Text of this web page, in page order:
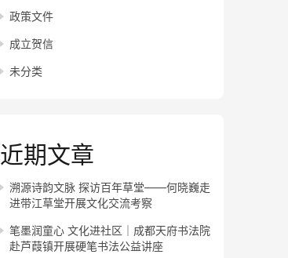
政策文件
成立贺信
未分类
近期文章
溯源诗韵文脉 探访百年草堂——何晓巍走
进带江草堂开展文化交流考察
笔墨润童心 文化进社区｜成都天府书法院
赴芦葭镇开展硬笔书法公益讲座